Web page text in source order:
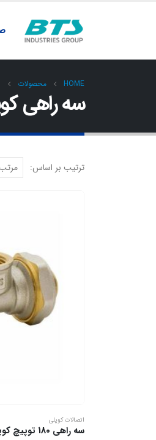
HOME محصولات
سه راهی
ترتیب بر اساس:
اتصالات کوپلی
سه راهی 180 توپیچ کوپلی